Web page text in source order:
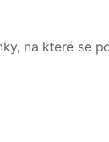
na které se